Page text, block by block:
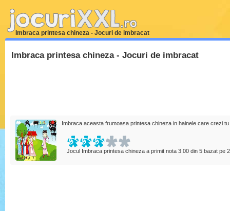
Imbraca printesa chineza - Jocuri de imbracat
Imbraca printesa chineza - Jocuri de imbracat
Imbraca aceasta frumoasa printesa chineza in hainele care crezi
Jocul Imbraca printesa chineza a primit nota 3.00 din 5 bazat pe 2